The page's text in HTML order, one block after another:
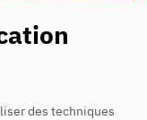
des techniques